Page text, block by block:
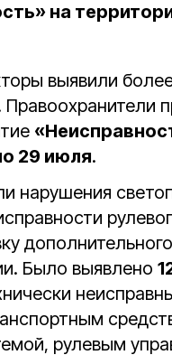
на
выявили
Правоохранители
29 июля.
нарушения
Было выявлено
рулевым